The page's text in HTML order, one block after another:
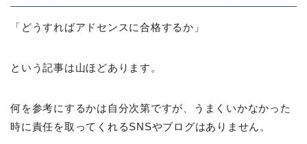
「どうすればアドセンスに合格するか」
という記事は山ほどあります。
何を参考にするかは自分次第ですが、うまくいかなかった
時に責任を取ってくれるSNSやブログはありません。